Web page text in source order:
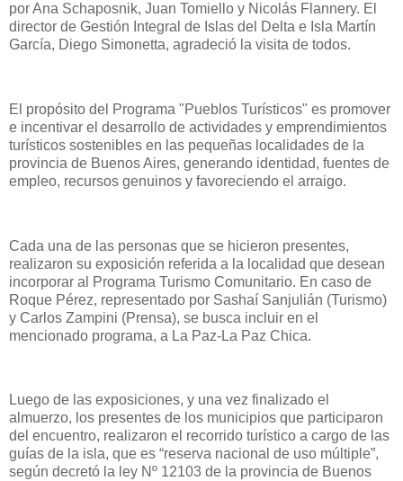
por Ana Schaposnik, Juan Tomiello y Nicolás Flannery. El
director de Gestión Integral de Islas del Delta e Isla Martín
García, Diego Simonetta, agradeció la visita de todos.
El propósito del Programa "Pueblos Turísticos" es promover
e incentivar el desarrollo de actividades y emprendimientos
turísticos sostenibles en las pequeñas localidades de la
provincia de Buenos Aires, generando identidad, fuentes de
empleo, recursos genuinos y favoreciendo el arraigo.
Cada una de las personas que se hicieron presentes,
realizaron su exposición referida a la localidad que desean
incorporar al Programa Turismo Comunitario. En caso de
Roque Pérez, representado por Sashaí Sanjulián (Turismo)
y Carlos Zampini (Prensa), se busca incluir en el
mencionado programa, a La Paz-La Paz Chica.
Luego de las exposiciones, y una vez finalizado el
almuerzo, los presentes de los municipios que participaron
del encuentro, realizaron el recorrido turístico a cargo de las
guías de la isla, que es “reserva nacional de uso múltiple”,
según decretó la ley Nº 12103 de la provincia de Buenos